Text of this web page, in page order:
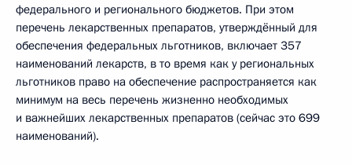
федерального и регионального бюджетов. При этом
перечень лекарственных препаратов, утверждённый для
обеспечения федеральных льготников, включает 357
наименований лекарств, в то время как у региональных
льготников право на обеспечение распространяется как
минимум на весь перечень жизненно необходимых
и важнейших лекарственных препаратов (сейчас это 699
наименований).